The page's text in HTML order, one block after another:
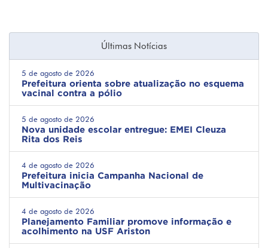
Últimas Notícias
5 de agosto de 2026
Prefeitura orienta sobre atualização no esquema
vacinal contra a pólio
5 de agosto de 2026
Nova unidade escolar entregue: EMEI Cleuza
Rita dos Reis
4 de agosto de 2026
Prefeitura inicia Campanha Nacional de
Multivacinação
4 de agosto de 2026
Planejamento Familiar promove informação e
acolhimento na USF Ariston